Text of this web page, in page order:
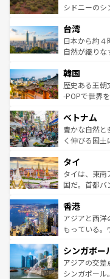
しみながら、
ならではの贅沢な旅の
情報はコンテ
おすすめ。エ
れるおもてな
人々、おいし
ク、伝統的な
ワイを、存分に味わっ
はコンテンツ
シドニーのシ
リアリーフや
ク）、タスマ
ど、見どころ
いる。アクテ
ビング、ハイ
い。オースト
参照してほし
台湾
日本から約４
自然が織りな
ン）、静ひつ
と山間の静け
驚きをもたら
容にもいいと
照してほしい
韓国
歴史ある王朝
-POPで世界
き、地方に足
できる。そし
まで、さま
リティに包ま
覧を参照して
ベトナム
豊かな自然と
く伸びる国
急速な発展と
ーチミン市の
醸し出してい
とつ。フォー
ひ現地で味わ
が旅行者を迎
参照してほし
タイ
タイは、東南
国だ。首都バ
の活気が交差
帯で自然と触
いビーチでリ
激する。気候
が待っている
た文化、そし
香港
アジアと西洋
もっている。
み、どこを訪
ており、効率
うな絶景から
シンガポー
アジアの交差
シンガポール